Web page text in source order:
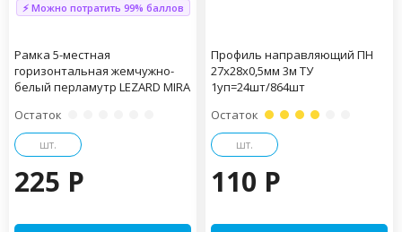
⚡ Можно потратить 99% баллов
Рамка 5-местная
горизонтальная жемчужно-
белый перламутр LEZARD MIRA
Остаток
шт.
225 P
Профиль направляющий ПН
27х28х0,5мм 3м ТУ
1уп=24шт/864шт
Остаток
шт.
110 P